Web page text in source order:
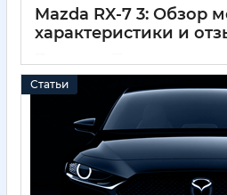
Mazda RX-7 3: Обзор
характеристики и
Статьи